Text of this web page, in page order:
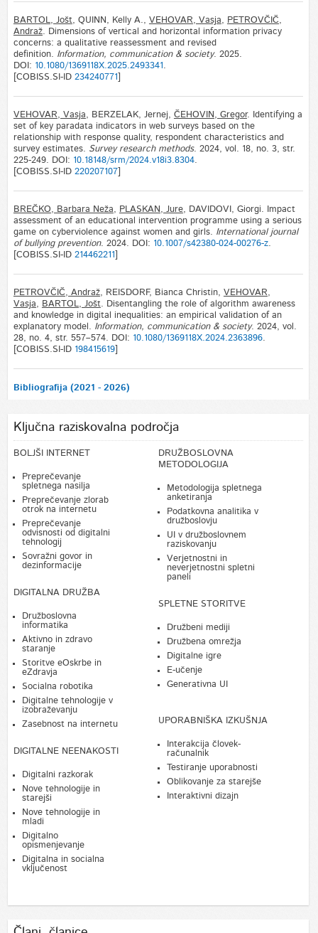
BARTOL, Jošt, QUINN, Kelly A., VEHOVAR, Vasja, PETROVČIČ,
Andraž. Dimensions of vertical and horizontal information privacy
concerns: a qualitative reassessment and revised
definition. Information, communication & society. 2025.
DOI: 10.1080/1369118X.2025.2493341 .
[COBISS.SI-ID 234240771
VEHOVAR, Vasja, BERZELAK, Jernej, ČEHOVIN, Gregor. Identifying a
set of key paradata indicators in web surveys based on the
relationship with response quality, respondent characteristics and
survey estimates. Survey research methods. 2024, vol. 18, no. 3, str.
225-249. DOI: 10.18148/srm/2024.v18i3.8304.
[COBISS.SI-ID 220207107]
BREČKO, Barbara Neža, PLASKAN, Jure, DAVIDOVI, Giorgi. Impact
assessment of an educational intervention programme using a serious
game on cyberviolence against women and girls. International journal
of bullying prevention. 2024. DOI: 10.1007/s42380-024-00276-z.
[COBISS.SI-ID 214462211
PETROVČIČ, Andraž, REISDORF, Bianca Christin, VEHOVAR,
Vasja, BARTOL, Jošt. Disentangling the role of algorithm awareness
and knowledge in digital inequalities: an empirical validation of an
explanatory model. Information, communication & society. 2024, vol.
28, no. 4, str. 557–574. DOI: 10.1080/1369118X.2024.2363896.
[COBISS.SI-ID 198415619]
Bibliografija (2021 - 2026)
Ključna raziskovalna področja
BOLJŠI INTERNET
Preprečevanje
spletnega nasilja
Preprečevanje zlorab
otrok na internetu
Preprečevanje
odvisnosti od digitalni
tehnologij
Sovražni govor in
dezinformacije
DIGITALNA DRUŽBA
Družboslovna
informatika
Aktivno in zdravo
staranje
Storitve eOskrbe in
eZdravja
Socialna robotika
Digitalne tehnologije v
izobraževanju
Zasebnost na internetu
DIGITALNE NEENAKOSTI
Digitalni razkorak
Nove tehnologije in
starejši
Nove tehnologije in
mladi
Digitalno
opismenjevanje
Digitalna in socialna
vključenost
DRUŽBOSLOVNA
METODOLOGIJA
Metodologija spletnega
anketiranja
Podatkovna analitika v
družboslovju
UI v družboslovnem
raziskovanju
Verjetnostni in
neverjetnostni spletni
paneli
SPLETNE STORITVE
Družbeni mediji
Družbena omrežja
Digitalne igre
E-učenje
Generativna UI
UPORABNIŠKA IZKUŠNJA
Interakcija človek-
računalnik
Testiranje uporabnosti
Oblikovanje za starejše
Interaktivni dizajn